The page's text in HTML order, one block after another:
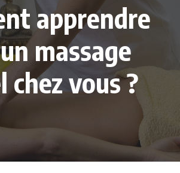
apprendre
massage
chez vous ?